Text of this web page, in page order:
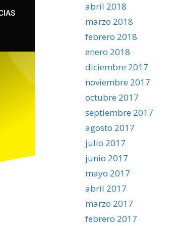
abril 2018
marzo 2018
febrero 2018
enero 2018
diciembre 2017
noviembre 2017
octubre 2017
septiembre 2017
agosto 2017
julio 2017
junio 2017
mayo 2017
abril 2017
marzo 2017
febrero 2017